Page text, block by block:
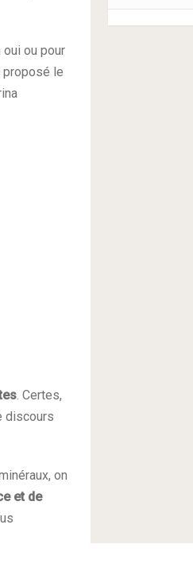
oui ou pour
proposé le
. Certes,
discours
on
et de